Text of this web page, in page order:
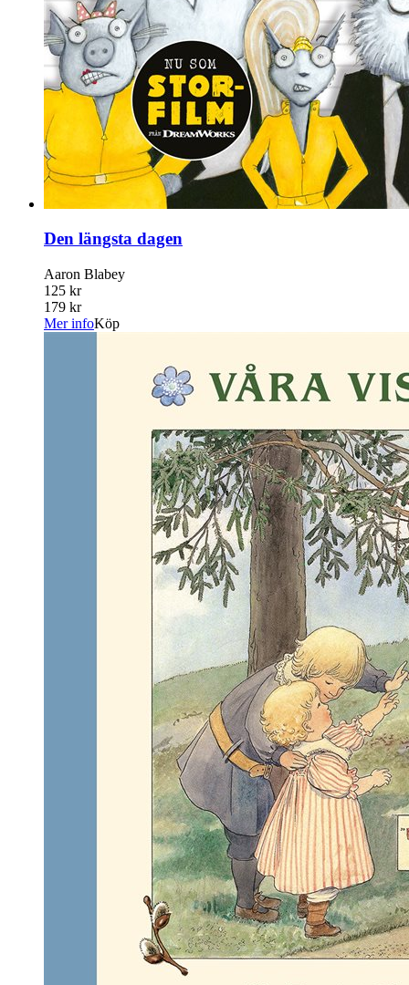
Den längsta dagen
Aaron Blabey
125 kr
179 kr
Mer infoKöp